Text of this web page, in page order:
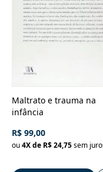
Maltrato e trauma na
infância
R$ 99,00
ou4X de R$ 24,75sem